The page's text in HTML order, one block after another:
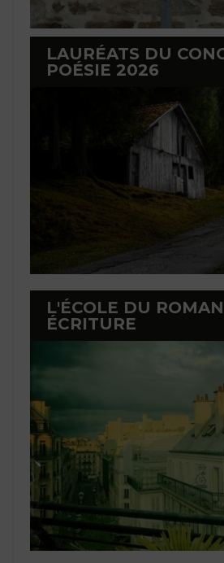
LAURÉATS DU
POÉSIE 2026
L'ÉCOLE DU
ÉCRITURE